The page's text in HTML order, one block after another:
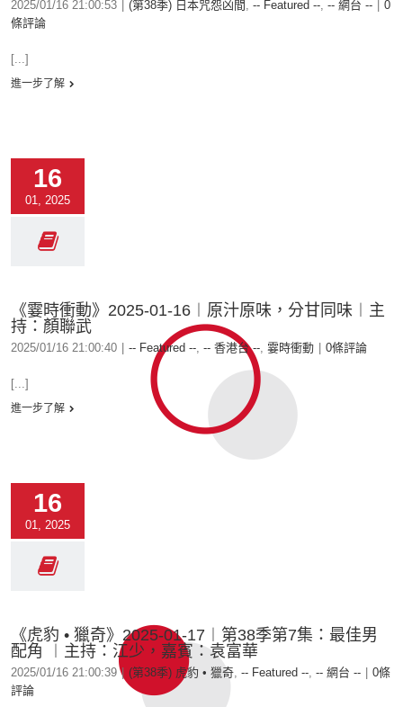
2025/01/16 21:00:53 (第38季) 日本咒怨凶間 , -- Featured --, -- 網台 --
0
條評論
[...]
進一步了解
16
01, 2025
《霎時衝動》2025-01-16︱原汁原味，分甘同味︱主
持：顏聯武
2025/01/16 21:00:40 -- Featured --, -- 香港台 --, 霎時衝動 0條評論
[...]
進一步了解
16
01, 2025
《虎豹 • 獵奇》2025-01-17︱第38季第7集：最佳男
配角 ︱主持：江少，嘉賓：袁富華
2025/01/16 21:00:39 | (第38季) 虎豹 • 獵奇, -- Featured --, -- 網台 --
0條
評論